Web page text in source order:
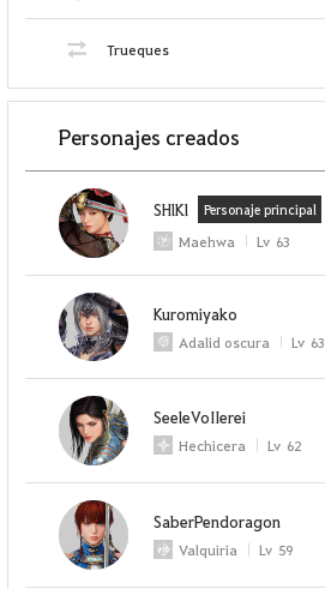
Trueques
Personajes creados
SHlKl Personaje principal
Maehwa Lv 63
Kuromiyako
Adalid oscura Lv 63
SeeleVoIIerei
Hechicera Lv 62
SaberPendoragon
Valquiria Lv 59